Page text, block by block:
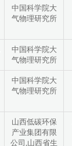
中国科学院大
气物理研究所
中国科学院大
气物理研究所
中国科学院大
气物理研究所
山西低碳环保
产业集团有限
公司,山西省生